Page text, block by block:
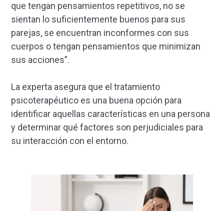
que tengan pensamientos repetitivos, no se
sientan lo suficientemente buenos para sus
parejas, se encuentran inconformes con sus
cuerpos o tengan pensamientos que minimizan
sus acciones”.
La experta asegura que el tratamiento
psicoterapéutico es una buena opción para
identificar aquellas características en una persona
y determinar qué factores son perjudiciales para
su interacción con el entorno.